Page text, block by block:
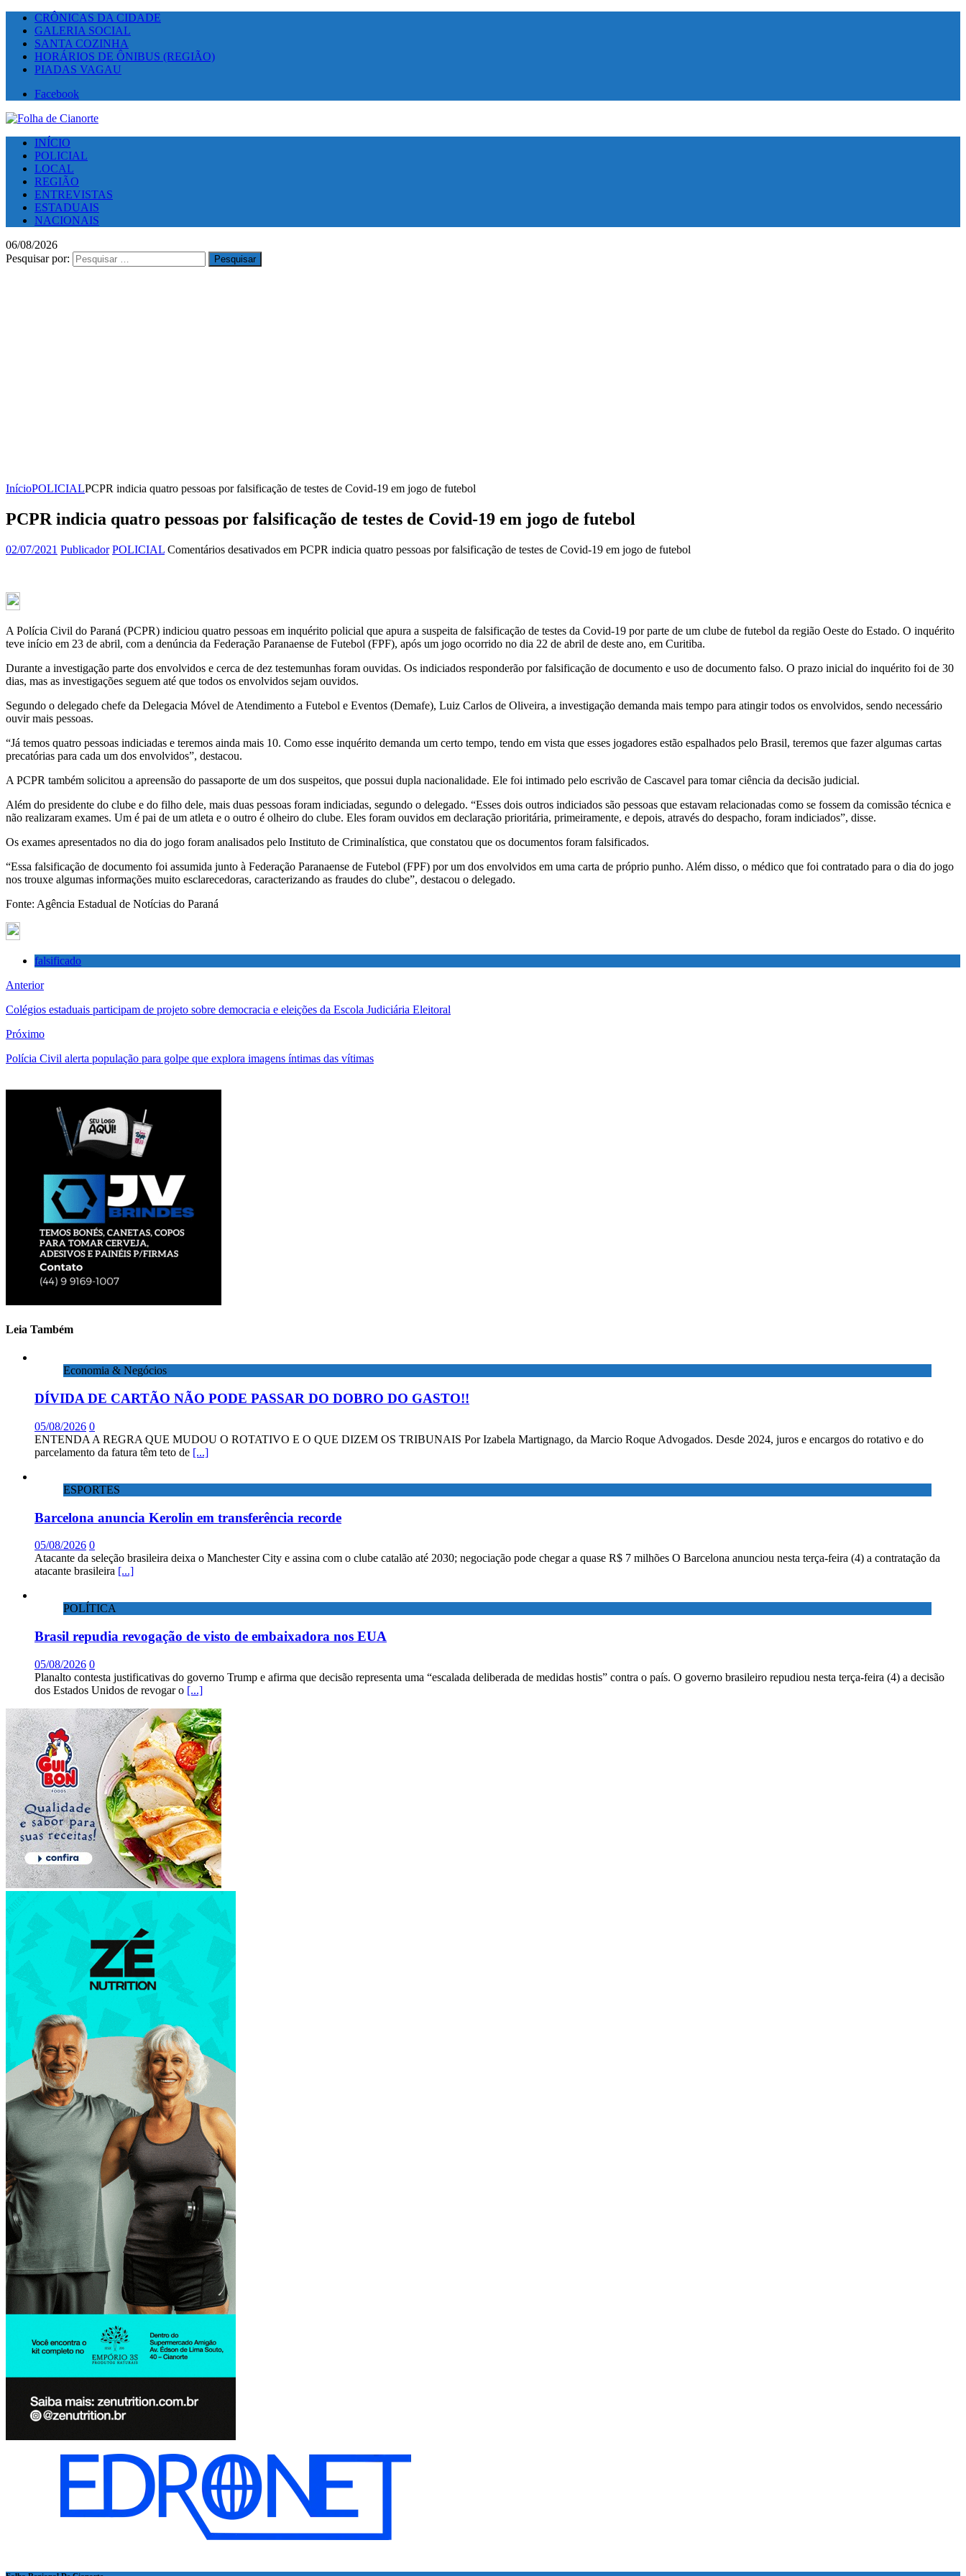
CRÔNICAS DA CIDADE
GALERIA SOCIAL
SANTA COZINHA
HORÁRIOS DE ÔNIBUS (REGIÃO)
PIADAS VAGAU
Facebook
INÍCIO
POLICIAL
LOCAL
REGIÃO
ENTREVISTAS
ESTADUAIS
NACIONAIS
06/08/2026
Pesquisar por:
InícioPOLICIALPCPR indicia quatro pessoas por falsificação de testes de Covid-19 em jogo de futebol
PCPR indicia quatro pessoas por falsificação de testes de Covid-19 em jogo de futebol
02/07/2021 Publicador POLICIAL Comentários desativados em PCPR indicia quatro pessoas por falsificação de testes de Covid-19 em jogo de futebol
A Polícia Civil do Paraná (PCPR) indiciou quatro pessoas em inquérito policial que apura a suspeita de falsificação de testes da Covid-19 por parte de um clube de futebol da região Oeste do Estado. O inquérito
teve início em 23 de abril, com a denúncia da Federação Paranaense de Futebol (FPF), após um jogo ocorrido no dia 22 de abril de deste ano, em Curitiba.
Durante a investigação parte dos envolvidos e cerca de dez testemunhas foram ouvidas. Os indiciados responderão por falsificação de documento e uso de documento falso. O prazo inicial do inquérito foi de 30
dias, mas as investigações seguem até que todos os envolvidos sejam ouvidos.
Segundo o delegado chefe da Delegacia Móvel de Atendimento a Futebol e Eventos (Demafe), Luiz Carlos de Oliveira, a investigação demanda mais tempo para atingir todos os envolvidos, sendo necessário
ouvir mais pessoas.
“Já temos quatro pessoas indiciadas e teremos ainda mais 10. Como esse inquérito demanda um certo tempo, tendo em vista que esses jogadores estão espalhados pelo Brasil, teremos que fazer algumas cartas
precatórias para cada um dos envolvidos”, destacou.
A PCPR também solicitou a apreensão do passaporte de um dos suspeitos, que possui dupla nacionalidade. Ele foi intimado pelo escrivão de Cascavel para tomar ciência da decisão judicial.
Além do presidente do clube e do filho dele, mais duas pessoas foram indiciadas, segundo o delegado. “Esses dois outros indiciados são pessoas que estavam relacionadas como se fossem da comissão técnica e
não realizaram exames. Um é pai de um atleta e o outro é olheiro do clube. Eles foram ouvidos em declaração prioritária, primeiramente, e depois, através do despacho, foram indiciados”, disse.
Os exames apresentados no dia do jogo foram analisados pelo Instituto de Criminalística, que constatou que os documentos foram falsificados.
“Essa falsificação de documento foi assumida junto à Federação Paranaense de Futebol (FPF) por um dos envolvidos em uma carta de próprio punho. Além disso, o médico que foi contratado para o dia do jogo
nos trouxe algumas informações muito esclarecedoras, caracterizando as fraudes do clube”, destacou o delegado.
Fonte: Agência Estadual de Notícias do Paraná
falsificado
Anterior
Colégios estaduais participam de projeto sobre democracia e eleições da Escola Judiciária Eleitoral
Próximo
Polícia Civil alerta população para golpe que explora imagens íntimas das vítimas
Leia Também
Economia & Negócios
DÍVIDA DE CARTÃO NÃO PODE PASSAR DO DOBRO DO GASTO!!
05/08/2026 0
ENTENDA A REGRA QUE MUDOU O ROTATIVO E O QUE DIZEM OS TRIBUNAIS Por Izabela Martignago, da Marcio Roque Advogados. Desde 2024, juros e encargos do rotativo e do
parcelamento da fatura têm teto de [...]
ESPORTES
Barcelona anuncia Kerolin em transferência recorde
05/08/2026 0
Atacante da seleção brasileira deixa o Manchester City e assina com o clube catalão até 2030; negociação pode chegar a quase R$ 7 milhões O Barcelona anunciou nesta terça-feira (4) a contratação da
atacante brasileira [...]
POLÍTICA
Brasil repudia revogação de visto de embaixadora nos EUA
05/08/2026 0
Planalto contesta justificativas do governo Trump e afirma que decisão representa uma “escalada deliberada de medidas hostis” contra o país. O governo brasileiro repudiou nesta terça-feira (4) a decisão
dos Estados Unidos de revogar o [...]